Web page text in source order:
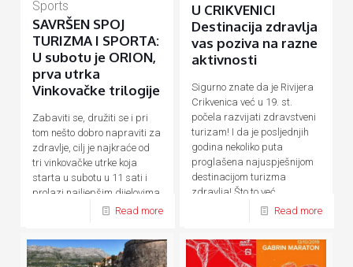
Sports
SAVRŠEN SPOJ
TURIZMA I SPORTA:
U subotu je ORION,
prva utrka
Vinkovačke trilogije
Zabaviti se, družiti se i pri
tom nešto dobro napraviti za
zdravlje, cilj je najkraće od
tri vinkovačke utrke koja
starta u subotu u 11 sati i
prolazi najljepšim dijelovima
Read more
U CRIKVENICI
Destinacija zdravlja
vas poziva na razne
aktivnosti
Sigurno znate da je Rivijera
Crikvenica već u 19. st.
počela razvijati zdravstveni
turizam! I da je posljednjih
godina nekoliko puta
proglašena najuspješnijom
destinacijom turizma
zdravlja! Što to već
[…] Read more